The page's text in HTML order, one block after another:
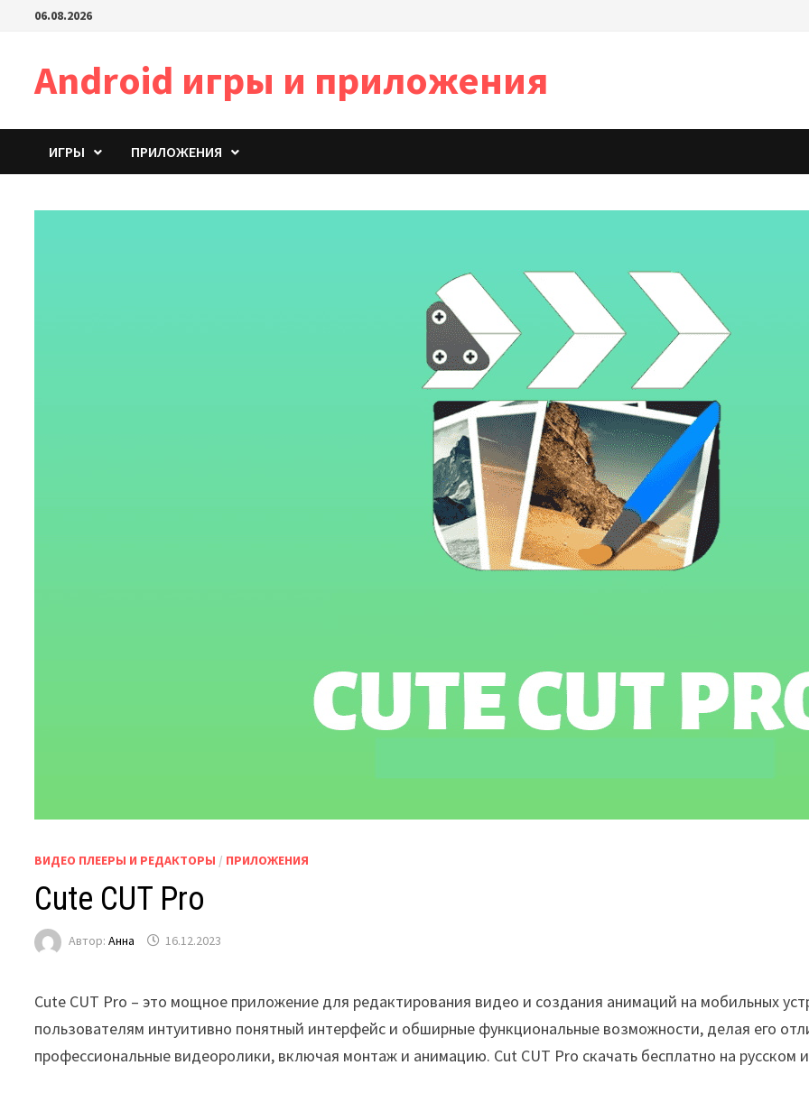
Перейти06.08.2026
Android игры и приложения
ИГРЫ ПРИЛОЖЕНИЯ
ВИДЕО ПЛЕЕРЫ И РЕДАКТОРЫ / ПРИЛОЖЕНИЯ
Cute CUT Pro
Автор:Анна 16.12.2023
Cute CUT Pro – это мощное приложение для редактирования видео и создания анимаций на мобильных
пользователям интуитивно понятный интерфейс и обширные функциональные возможности, делая его
профессиональные видеоролики, включая монтаж и анимацию. Cut CUT Pro скачать бесплатно на русском